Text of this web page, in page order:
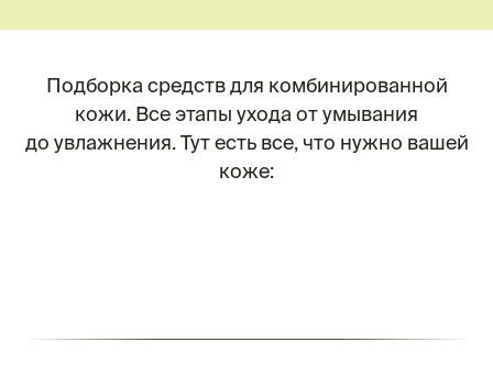
Подборка средств для комбинированной
кожи. Все этапы ухода от умывания
до увлажнения. Тут есть все, что нужно вашей
коже: